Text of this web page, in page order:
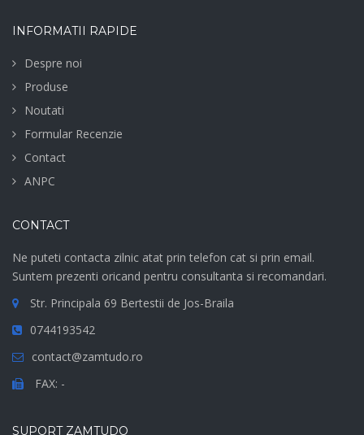
INFORMATII RAPIDE
Despre noi
Produse
Noutati
Formular Recenzie
Contact
ANPC
CONTACT
Ne puteti contacta zilnic atat prin telefon cat si prin email.
Suntem prezenti oricand pentru consultanta si recomandari.
Str. Principala 69 Bertestii de Jos-Braila
0744193542
contact@zamtudo.ro
FAX: -
SUPORT ZAMTUDO